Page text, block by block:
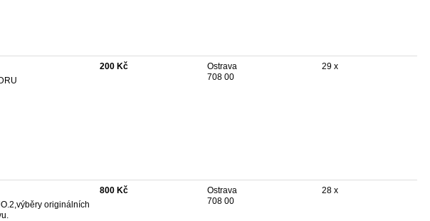
200 Kč
Ostrava
708 00
29 x
originálních
800 Kč
Ostrava
708 00
28 x